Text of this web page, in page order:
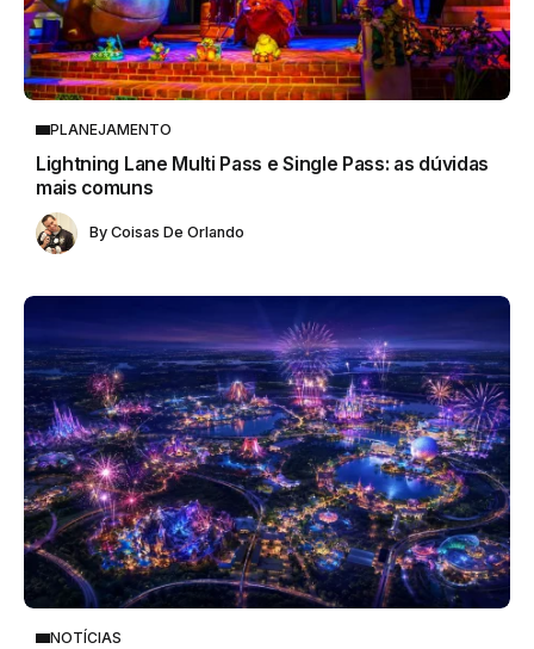
PLANEJAMENTO
Lightning Lane Multi Pass e Single Pass: as dúvidas
mais comuns
By Coisas De Orlando
NOTÍCIAS